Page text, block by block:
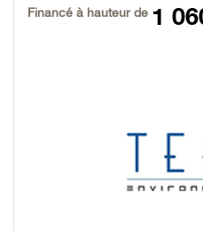
Financé à hauteur de 1